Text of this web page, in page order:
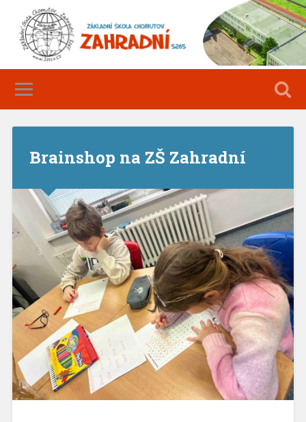
Brainshop na ZŠ Zahradní